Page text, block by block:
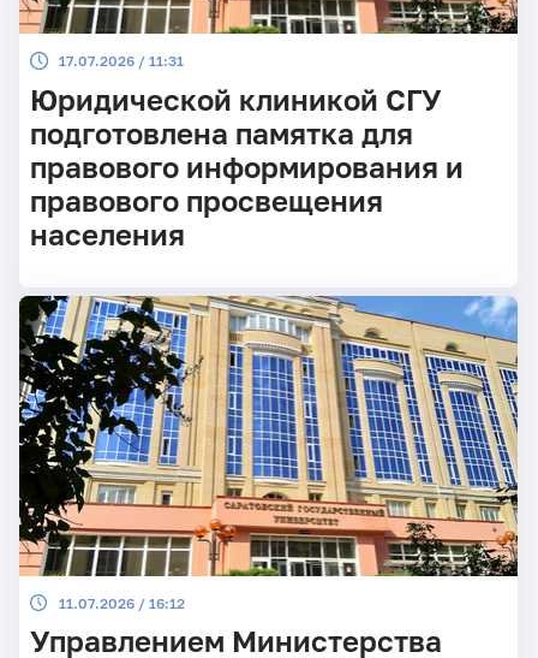
17.07.2026 / 11:31
Юридической клиникой СГУ
подготовлена памятка для
правового информирования и
правового просвещения
населения
11.07.2026 / 16:12
Управлением Министерства